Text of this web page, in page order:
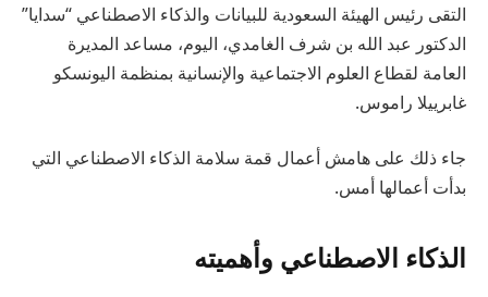
التقى رئيس الهيئة السعودية للبيانات والذكاء الاصطناعي “سدايا”
الدكتور عبد الله بن شرف الغامدي، اليوم، مساعد المديرة
العامة لقطاع العلوم الاجتماعية والإنسانية بمنظمة اليونسكو
غابرييلا راموس.
جاء ذلك على هامش أعمال قمة سلامة الذكاء الاصطناعي التي
بدأت أعمالها أمس.
الذكاء الاصطناعي وأهميته